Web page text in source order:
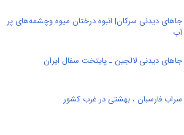
جاهای دیدنی سرکان| انبوه درختان میوه وچشمه‌های پر
آب
جاهای دیدنی لالجین ـ پایتخت سفال ایران
سراب فارسبان ، بهشتی در غرب کشور